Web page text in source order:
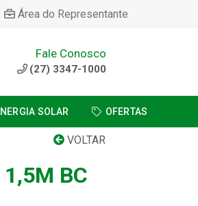
Área do Representante
Fale Conosco
(27) 3347-1000
SOLAR OFERTAS
VOLTAR
1,5M BC